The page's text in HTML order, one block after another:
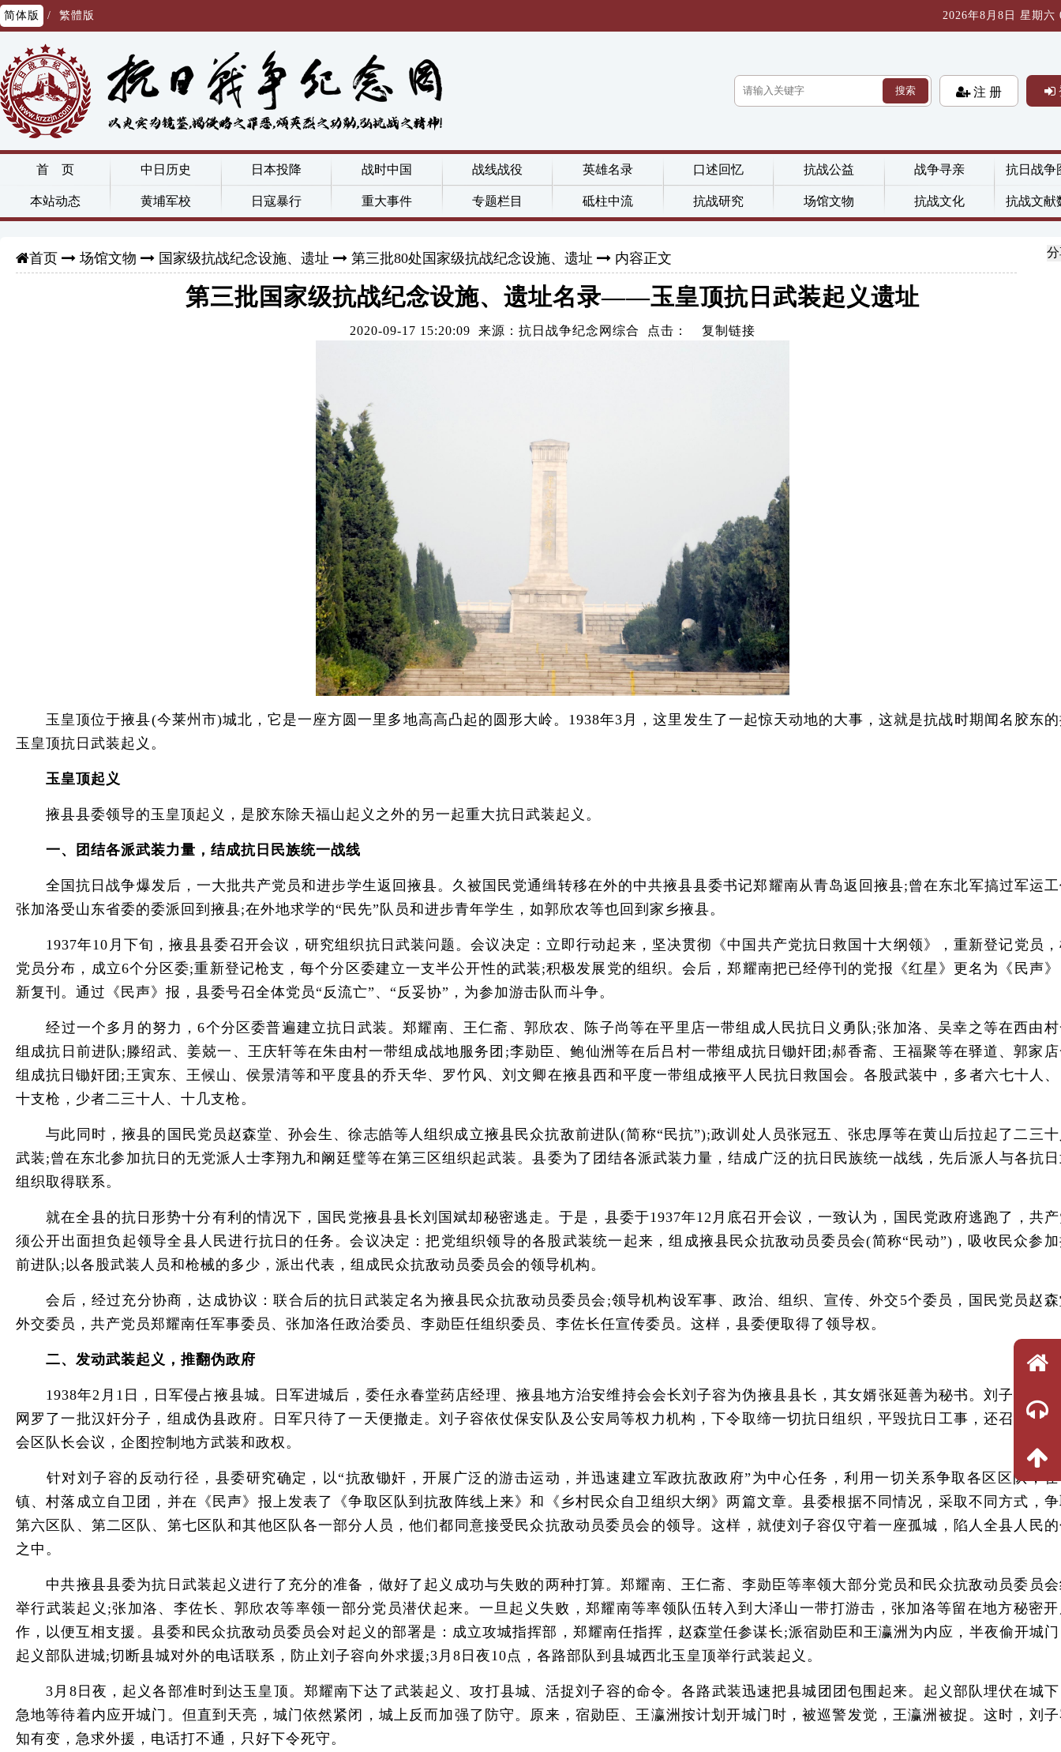
简体版 / 繁體版 2026年8月8日 星期六
搜索 注 册
首 页 中日历史 日本投降 战时中国 战线战役 英雄名录 口述回忆 抗战公益 战争寻亲 抗日战争
本站动态 黄埔军校 日寇暴行 重大事件 专题栏目 砥柱中流 抗战研究 场馆文物 抗战文化 抗战文献
首页 场馆文物 国家级抗战纪念设施、遗址 第三批80处国家级抗战纪念设施、遗址 内容正文
第三批国家级抗战纪念设施、遗址名录——玉皇顶抗日武装起义遗址
2020-09-17 15:20:09 来源：抗日战争纪念网综合 点击： 复制链接
玉皇顶位于掖县(今莱州市)城北，它是一座方圆一里多地高高凸起的圆形大岭。1938年3月，这里发生了一起惊天动地的大事，这就是抗战时期闻名胶东
玉皇顶抗日武装起义。
玉皇顶起义
掖县县委领导的玉皇顶起义，是胶东除天福山起义之外的另一起重大抗日武装起义。
一、团结各派武装力量，结成抗日民族统一战线
全国抗日战争爆发后，一大批共产党员和进步学生返回掖县。久被国民党通缉转移在外的中共掖县县委书记郑耀南从青岛返回掖县;曾在东北军搞过军运
张加洛受山东省委的委派回到掖县;在外地求学的“民先”队员和进步青年学生，如郭欣农等也回到家乡掖县。
1937年10月下旬，掖县县委召开会议，研究组织抗日武装问题。会议决定：立即行动起来，坚决贯彻《中国共产党抗日救国十大纲领》，重新登记党员
党员分布，成立6个分区委;重新登记枪支，每个分区委建立一支半公开性的武装;积极发展党的组织。会后，郑耀南把已经停刊的党报《红星》更名为《民声
新复刊。通过《民声》报，县委号召全体党员“反流亡”、“反妥协”，为参加游击队而斗争。
经过一个多月的努力，6个分区委普遍建立抗日武装。郑耀南、王仁斋、郭欣农、陈子尚等在平里店一带组成人民抗日义勇队;张加洛、吴幸之等在西由
组成抗日前进队;滕绍武、姜兢一、王庆轩等在朱由村一带组成战地服务团;李勋臣、鲍仙洲等在后吕村一带组成抗日锄奸团;郝香斋、王福聚等在驿道、郭家
组成抗日锄奸团;王寅东、王候山、侯景清等和平度县的乔天华、罗竹风、刘文卿在掖县西和平度一带组成掖平人民抗日救国会。各股武装中，多者六七十人
十支枪，少者二三十人、十几支枪。
与此同时，掖县的国民党员赵森堂、孙会生、徐志皓等人组织成立掖县民众抗敌前进队(简称“民抗”);政训处人员张冠五、张忠厚等在黄山后拉起了二三
武装;曾在东北参加抗日的无党派人士李翔九和阚廷璧等在第三区组织起武装。县委为了团结各派武装力量，结成广泛的抗日民族统一战线，先后派人与各抗
组织取得联系。
就在全县的抗日形势十分有利的情况下，国民党掖县县长刘国斌却秘密逃走。于是，县委于1937年12月底召开会议，一致认为，国民党政府逃跑了，共
须公开出面担负起领导全县人民进行抗日的任务。会议决定：把党组织领导的各股武装统一起来，组成掖县民众抗敌动员委员会(简称“民动”)，吸收民众参
前进队;以各股武装人员和枪械的多少，派出代表，组成民众抗敌动员委员会的领导机构。
会后，经过充分协商，达成协议：联合后的抗日武装定名为掖县民众抗敌动员委员会;领导机构设军事、政治、组织、宣传、外交5个委员，国民党员赵
外交委员，共产党员郑耀南任军事委员、张加洛任政治委员、李勋臣任组织委员、李佐长任宣传委员。这样，县委便取得了领导权。
二、发动武装起义，推翻伪政府
1938年2月1日，日军侵占掖县城。日军进城后，委任永春堂药店经理、掖县地方治安维持会会长刘子容为伪掖县县长，其女婿张延善为秘书。刘子容、
网罗了一批汉奸分子，组成伪县政府。日军只待了一天便撤走。刘子容依仗保安队及公安局等权力机构，下令取缔一切抗日组织，平毁抗日工事，还召开大
会区队长会议，企图控制地方武装和政权。
针对刘子容的反动行径，县委研究确定，以“抗敌锄奸，开展广泛的游击运动，并迅速建立军政抗敌政府”为中心任务，利用一切关系争取各区区队，
镇、村落成立自卫团，并在《民声》报上发表了《争取区队到抗敌阵线上来》和《乡村民众自卫组织大纲》两篇文章。县委根据不同情况，采取不同方式，
第六区队、第二区队、第七区队和其他区队各一部分人员，他们都同意接受民众抗敌动员委员会的领导。这样，就使刘子容仅守着一座孤城，陷人全县人民
之中。
中共掖县县委为抗日武装起义进行了充分的准备，做好了起义成功与失败的两种打算。郑耀南、王仁斋、李勋臣等率领大部分党员和民众抗敌动员委员
举行武装起义;张加洛、李佐长、郭欣农等率领一部分党员潜伏起来。一旦起义失败，郑耀南等率领队伍转入到大泽山一带打游击，张加洛等留在地方秘密
作，以便互相支援。县委和民众抗敌动员委员会对起义的部署是：成立攻城指挥部，郑耀南任指挥，赵森堂任参谋长;派宿勋臣和王瀛洲为内应，半夜偷开城
起义部队进城;切断县城对外的电话联系，防止刘子容向外求援;3月8日夜10点，各路部队到县城西北玉皇顶举行武装起义。
3月8日夜，起义各部准时到达玉皇顶。郑耀南下达了武装起义、攻打县城、活捉刘子容的命令。各路武装迅速把县城团团包围起来。起义部队埋伏在城
急地等待着内应开城门。但直到天亮，城门依然紧闭，城上反而加强了防守。原来，宿勋臣、王瀛洲按计划开城门时，被巡警发觉，王瀛洲被捉。这时，刘
知有变，急求外援，电话打不通，只好下令死守。